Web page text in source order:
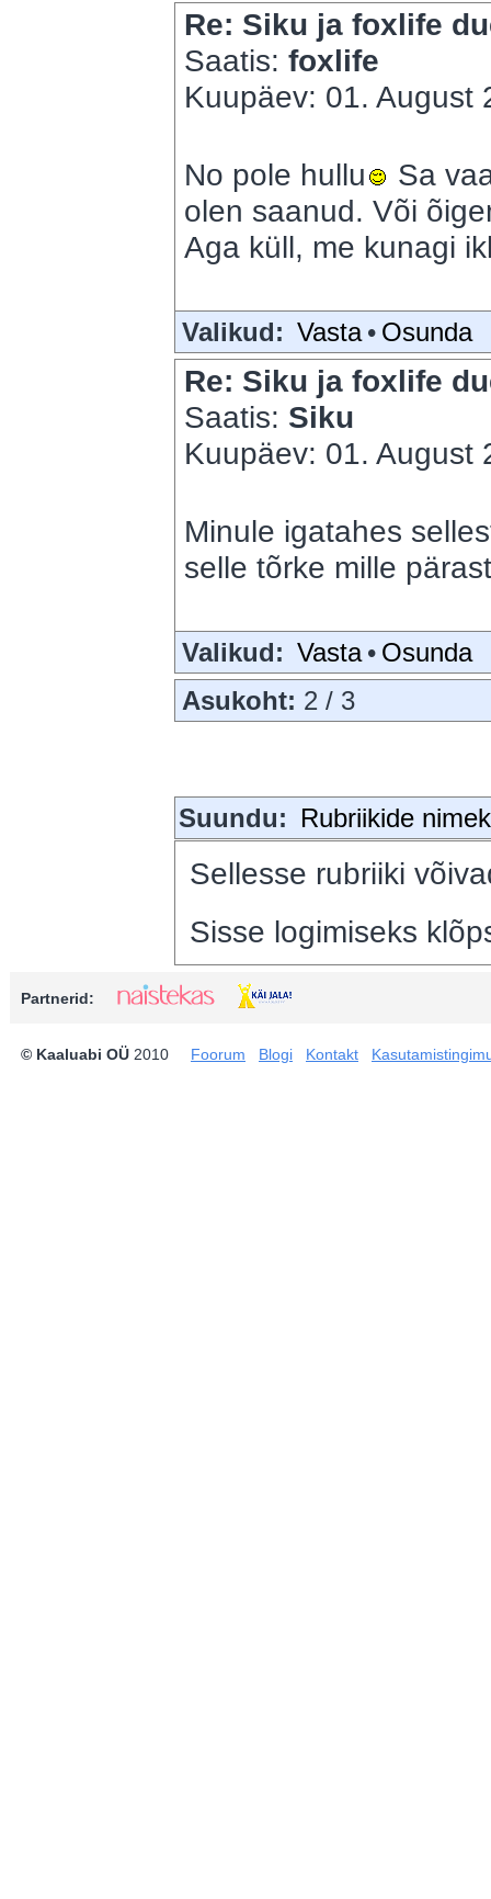
Re: Siku ja foxlife
Saatis: foxlife
Kuupäev: 01. August
No pole hullu
Sa
olen saanud. Või
Aga küll, me kunagi
Valikud: Vasta • Osunda
Re: Siku ja foxlife
Saatis: Siku
Kuupäev: 01. August
Minule igatahes
selle tõrke mille
Valikud: Vasta • Osunda
Asukoht: 2 / 3
Suundu: Rubriikide
Sellesse rubriiki
Sisse logimiseks